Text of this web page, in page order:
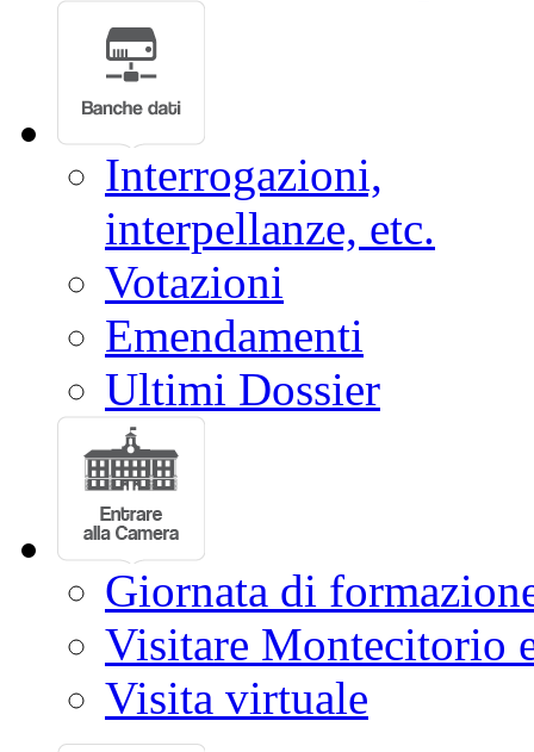
Interrogazioni,
interpellanze, etc.
Votazioni
Emendamenti
Ultimi Dossier
Giornata di
Visitare Montecitorio
Visita virtuale